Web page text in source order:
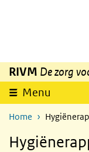
Overslaan en naar de
RIVM De zorg
Menu
Home